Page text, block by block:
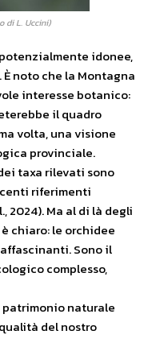
di L. Uccini)
idonee,
noto che la Montagna
interesse botanico:
il quadro
volta, una visione
provinciale.
taxa rilevati sono
riferimenti
Ma al di là degli
chiaro: le orchidee
Sono il
complesso,
naturale
del nostro